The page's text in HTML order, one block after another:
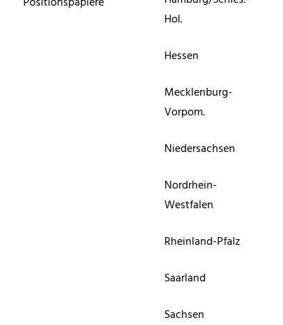
Hol.
Hessen
Mecklenburg-
Vorpom.
Niedersachsen
Nordrhein-
Westfalen
Rheinland-Pfalz
Saarland
Sachsen